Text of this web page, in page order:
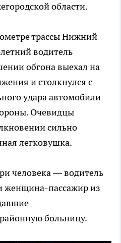
области.
трассы Нижний
водитель
обгона выехал на
и столкнулся с
удара автомобили
Очевидцы
сильно
легковушка.
человека — водитель
женщина-пассажир из
больницу.